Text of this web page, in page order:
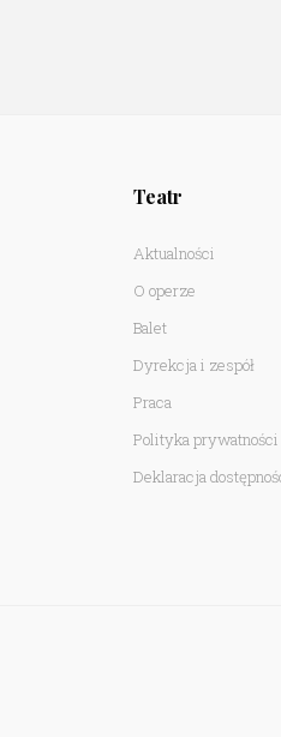
Teatr
Aktualności
O operze
Balet
Dyrekcja i zespół
Praca
Polityka prywatności
Deklaracja